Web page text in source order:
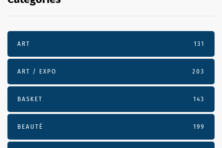
ART 131
ART / EXPO 203
BASKET 143
BEAUTÉ 199